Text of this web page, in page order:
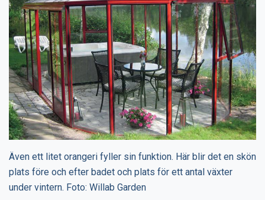
Även ett litet orangeri fyller sin funktion. Här blir det en skön
plats före och efter badet och plats för ett antal växter
under vintern. Foto: Willab Garden